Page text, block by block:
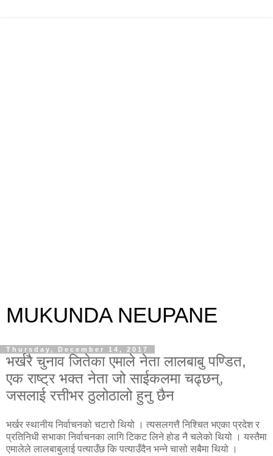
MUKUNDA NEUPANE
Thursday, December 14, 2017
भर्खरै चुनाव जितेका एमाले नेता लालबाबु पण्डित,
एक राष्ट्र भक्त नेता जो साईकलमा चढ्छन्,
जसलाई रत्तीभर ठुलोठालो हुनु छैन
भर्खर स्थानीय निर्वाचनको चटारो थियो । त्यसलगत्तै निश्चित भएका प्रदेश र
प्रतिनिधी सभाका निर्वाचनका लागि टिकट लिने होड नै चलेको थियो । यस्तैमा
एमालेले लालबाबुलाई पत्याउँछ कि पत्याउँदैन भन्ने चासो सबैमा थियो ।